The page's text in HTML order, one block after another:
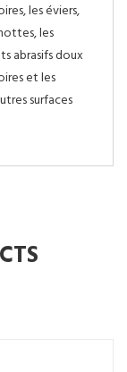
les éviers,
les
abrasifs doux
et les
surfaces